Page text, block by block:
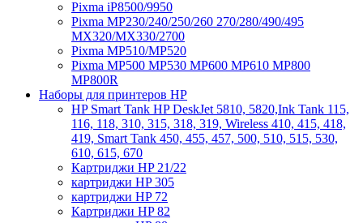
Pixma iP8500/9950
Pixma MP230/240/250/260 270/280/490/495
MX320/MX330/2700
Pixma MP510/MP520
Pixma MP500 MP530 MP600 MP610 MP800
MP800R
Наборы для принтеров HP
HP Smart Tank HP DeskJet 5810, 5820,Ink Tank 115,
116, 118, 310, 315, 318, 319, Wireless 410, 415, 418,
419, Smart Tank 450, 455, 457, 500, 510, 515, 530,
610, 615, 670
Картриджи HP 21/22
картриджи HP 305
картриджи HP 72
Картриджи HP 82